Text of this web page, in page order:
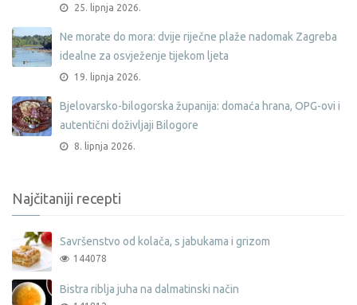
25. lipnja 2026.
Ne morate do mora: dvije riječne plaže nadomak Zagreba
idealne za osvježenje tijekom ljeta
19. lipnja 2026.
Bjelovarsko-bilogorska županija: domaća hrana, OPG-ovi i
autentični doživljaji Bilogore
8. lipnja 2026.
Najčitaniji recepti
Savršenstvo od kolača, s jabukama i grizom
144078
Bistra riblja juha na dalmatinski način